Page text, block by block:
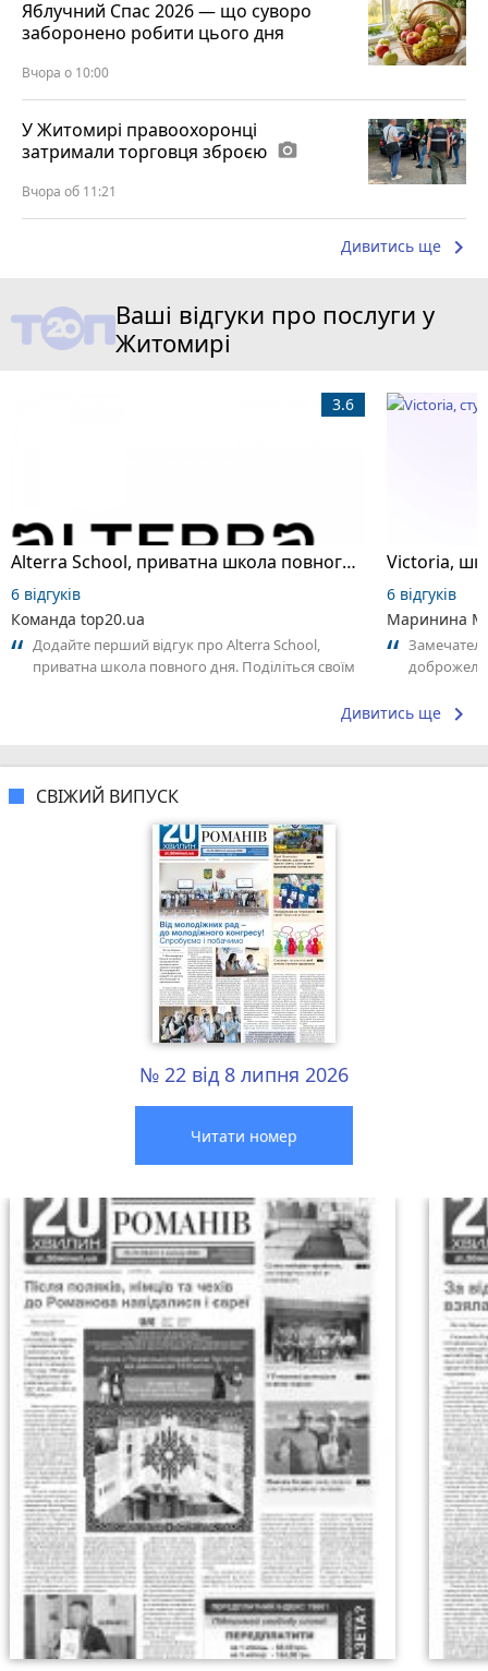
Яблучний Спас 2026 — що суворо
заборонено робити цього дня
Вчора о 10:00
У Житомирі правоохоронці
затримали торговця зброєю photo_camera
Вчора об 11:21
Дивитись ще keyboard_arrow_right
Ваші відгуки про послуги у
Житомирі
Alterra School, приватна школа повного дня
3.6
6 відгуків
Команда top20.ua
Додайте перший відгук про Alterra School,
приватна школа повного дня. Поділіться своїм
6 відгуків
Маринина
Дивитись ще keyboard_arrow_right
СВІЖИЙ ВИПУСК
№ 22 від 8 липня 2026
Читати номер